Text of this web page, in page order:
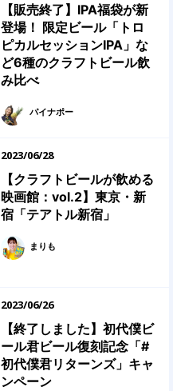
【販売終了】IPA福袋が新
登場！ 限定ビール「トロ
ピカルセッションIPA」な
ど6種のクラフトビール飲
み比べ
パイナポー
2023/06/28
【クラフトビールが飲める
映画館：vol.2】東京・新
宿「テアトル新宿」
まりも
2023/06/26
【終了しました】初代僕ビ
ール君ビール復刻記念「#
初代僕君リターンズ」キャ
ンペーン